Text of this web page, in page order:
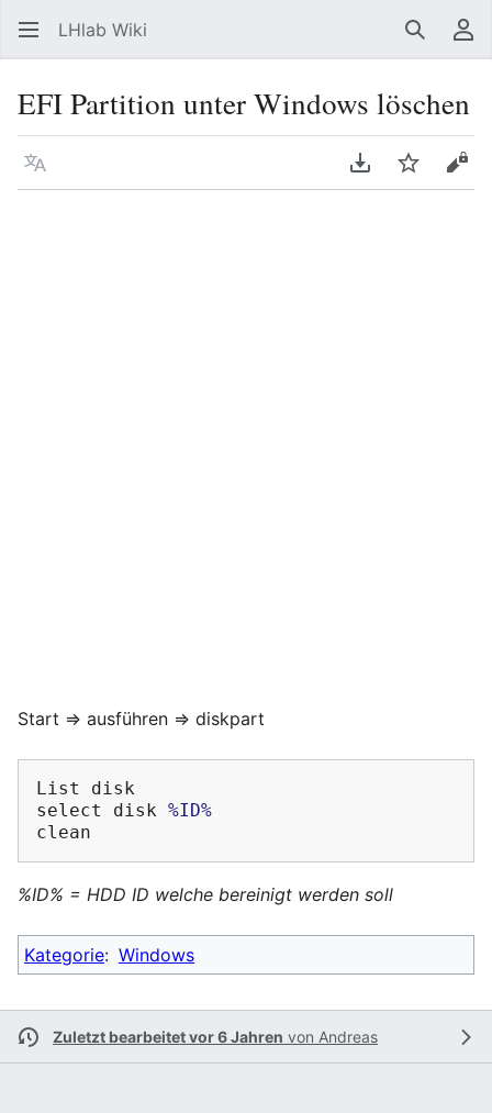
LHlab Wiki Suchen
EFI Partition unter Windows löschen
Sprache PDF
Start => ausführen => diskpart
List disk
select disk %ID%
%ID% = HDD ID welche bereinigt werden soll
Kategorie: Windows
Zuletzt bearbeitet vor 6 Jahren von Andreas